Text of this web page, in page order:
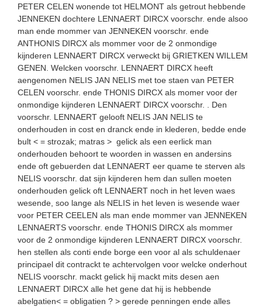
PETER CELEN wonende tot HELMONT als getrout hebbende
JENNEKEN dochtere LENNAERT DIRCX voorschr. ende alsoo
man ende mommer van JENNEKEN voorschr. ende
ANTHONIS DIRCX als mommer voor de 2 onmondige
kijnderen LENNAERT DIRCX verweckt bij GRIETKEN WILLEM
GENEN. Welcken voorschr. LENNAERT DIRCX heeft
aengenomen NELIS JAN NELIS met toe staen van PETER
CELEN voorschr. ende THONIS DIRCX als momer voor der
onmondige kijnderen LENNAERT DIRCX voorschr. . Den
voorschr. LENNAERT gelooft NELIS JAN NELIS te
onderhouden in cost en dranck ende in klederen, bedde ende
bult < = strozak; matras > gelick als een eerlick man
onderhouden behoort te woorden in wassen en andersins
ende oft gebuerden dat LENNAERT eer quame te sterven als
NELIS voorschr. dat sijn kijnderen hem dan sullen moeten
onderhouden gelick oft LENNAERT noch in het leven waes
wesende, soo lange als NELIS in het leven is wesende waer
voor PETER CEELEN als man ende mommer van JENNEKEN
LENNAERTS voorschr. ende THONIS DIRCX als mommer
voor de 2 onmondige kijnderen LENNAERT DIRCX voorschr.
hen stellen als conti ende borge een voor al als schuldenaer
principael dit contrackt te achtervolgen voor welcke onderhout
NELIS voorschr. mackt gelick hij mackt mits desen aen
LENNAERT DIRCX alle het gene dat hij is hebbende
abelgatien< = obligatien ? > gerede penningen ende alles